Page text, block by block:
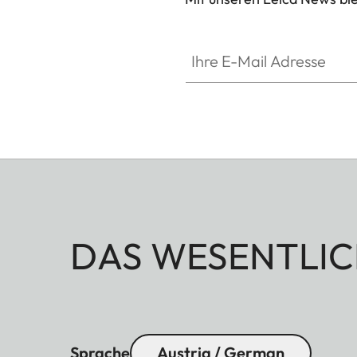
DAS
Sprache Austria / German